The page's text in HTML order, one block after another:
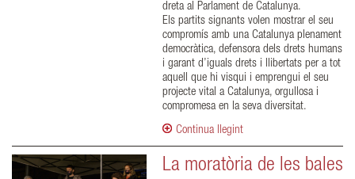
dreta al Parlament de Catalunya.
Els partits signants volen mostrar el seu
compromís amb una Catalunya plenament
democràtica, defensora dels drets humans
i garant d’iguals drets i llibertats per a tot
aquell que hi visqui i emprengui el seu
projecte vital a Catalunya, orgullosa i
compromesa en la seva diversitat.
Continua llegint
La moratòria de les bales